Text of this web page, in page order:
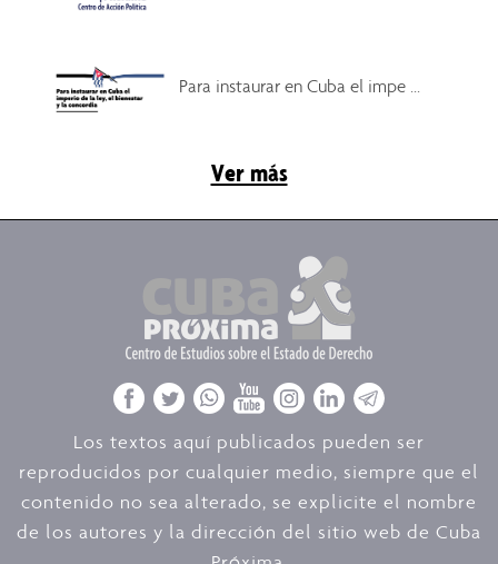
Para instaurar en Cuba el impe ...
Ver más
Los textos aquí publicados pueden ser
reproducidos por cualquier medio, siempre que el
contenido no sea alterado, se explicite el nombre
de los autores y la dirección del sitio web de Cuba